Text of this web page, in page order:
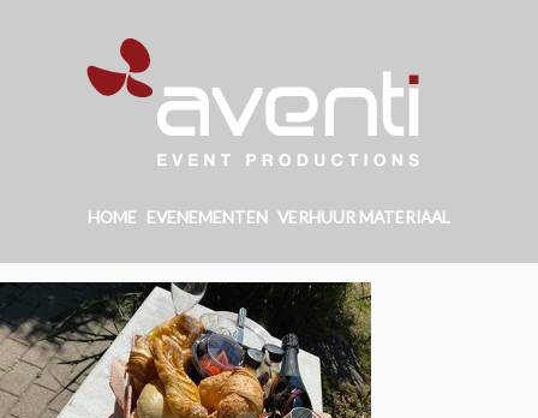
HOME EVENEMENTEN VERHUUR MATERIAAL